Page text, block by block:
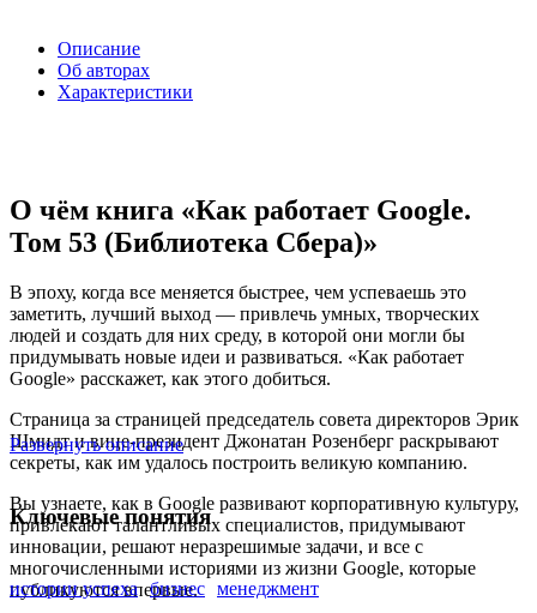
Описание
Об авторах
Характеристики
О чём книга «Как работает Google.
Том 53 (Библиотека Сбера)»
В эпоху, когда все меняется быстрее, чем успеваешь это
заметить, лучший выход — привлечь умных, творческих
людей и создать для них среду, в которой они могли бы
придумывать новые идеи и развиваться. «Как работает
Google» расскажет, как этого добиться.
Страница за страницей председатель совета директоров Эрик
Шмидт и вице-президент Джонатан Розенберг раскрывают
секреты, как им удалось построить великую компанию.
Вы узнаете, как в Google развивают корпоративную культуру,
привлекают талантливых специалистов, придумывают
инновации, решают неразрешимые задачи, и все с
многочисленными историями из жизни Google, которые
публикуются впервые.
Развернуть описание
Ключевые понятия
истории успеха бизнес менеджмент